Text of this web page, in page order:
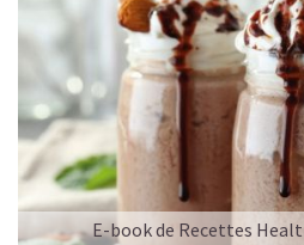
E-book de Recettes